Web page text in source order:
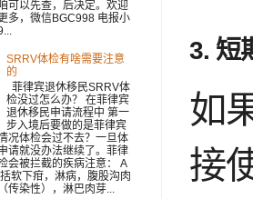
3. 短
如
接
可以先查，后决定。欢迎
多，微信BGC998 电报小
SRRV体检有啥需要注意
的
菲律宾退休移民SRRV体
检没过怎么办？ 在菲律宾
退休移民申请流程中 第一
步入境后要做的是菲律宾
况体检会过不去？一旦体
请就没办法继续了。菲律
会被拦截的疾病注意： A
软下疳，淋病，腹股沟肉
传染性），淋巴肉芽...